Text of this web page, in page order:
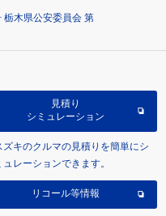
栃木県公安委員会 第
見積り
シミュレーション
ズキのクルマの見積りを簡単にシ
ュレーションできます。
リコール等情報